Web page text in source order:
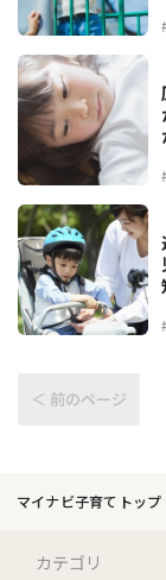
＜ 前のページ
マイナビ子育てトップ
カテゴリ